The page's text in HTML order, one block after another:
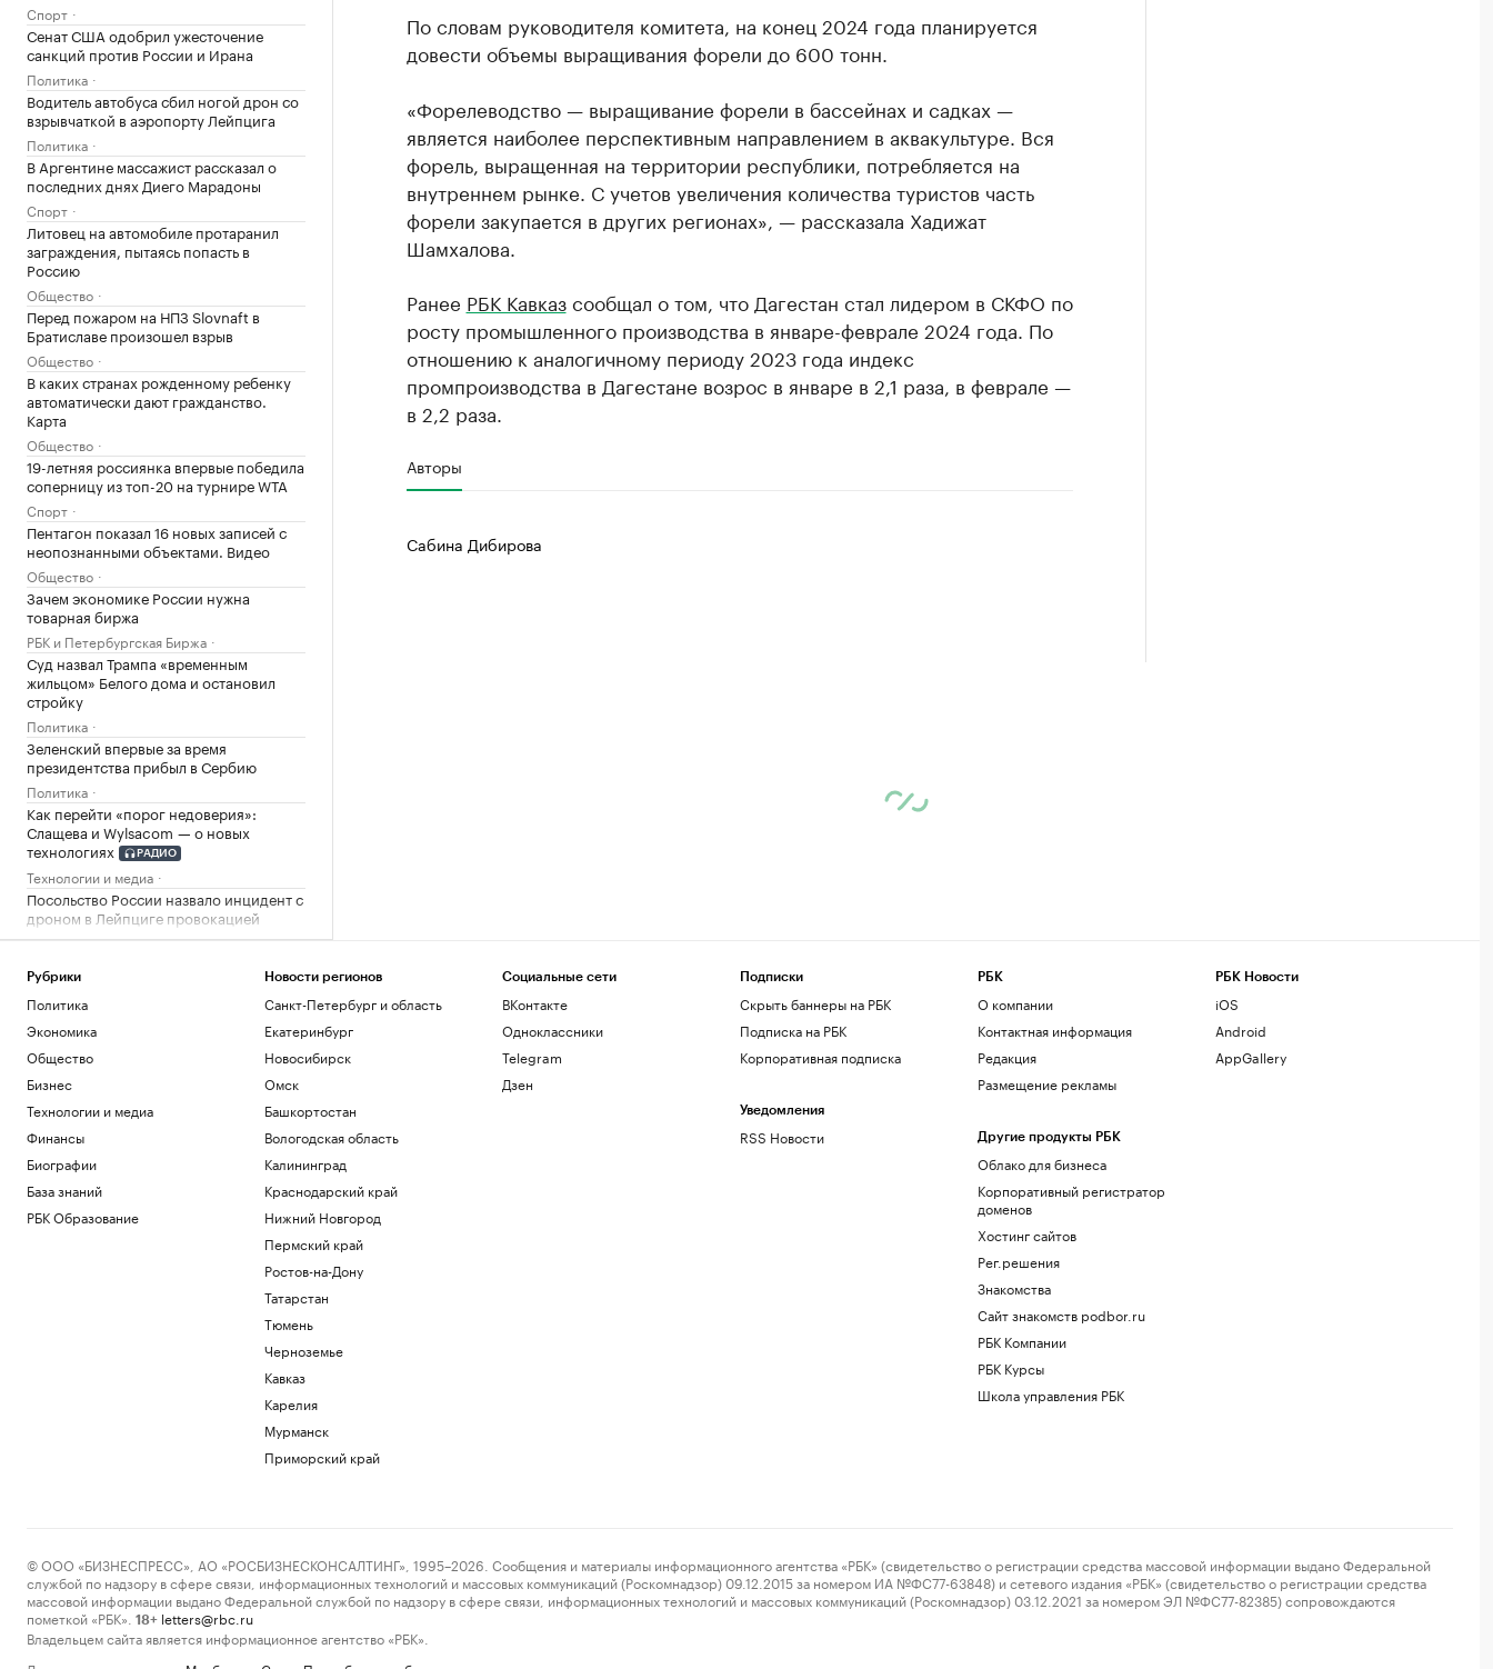
Спорт
Сенат США одобрил ужесточение
санкций против России и Ирана
Политика
Водитель автобуса сбил ногой дрон со
взрывчаткой в аэропорту Лейпцига
Политика
В Аргентине массажист рассказал о
последних днях Диего Марадоны
Спорт
Литовец на автомобиле протаранил
заграждения, пытаясь попасть в
Россию
Общество
Перед пожаром на НПЗ Slovnaft в
Братиславе произошел взрыв
Общество
В каких странах рожденному ребенку
автоматически дают гражданство.
Карта
Общество
19-летняя россиянка впервые победила
соперницу из топ-20 на турнире WTA
Спорт
Пентагон показал 16 новых записей с
неопознанными объектами. Видео
Общество
Зачем экономике России нужна
товарная биржа
РБК и Петербургская Биржа
Суд назвал Трампа «временным
жильцом» Белого дома и остановил
стройку
Политика
Зеленский впервые за время
президентства прибыл в Сербию
Политика
Как перейти «порог недоверия»:
Слащева и Wylsacom — о новых
технологиях
РАДИО
Технологии и медиа
Посольство России назвало инцидент с
дроном в Лейпциге провокацией
Политика
«петлю» вокруг Кубы
Политика
По словам руководителя комитета, на конец 2024 года планируется
довести объемы выращивания форели до 600 тонн.
«Форелеводство — выращивание форели в бассейнах и садках —
является наиболее перспективным направлением в аквакультуре. Вся
форель, выращенная на территории республики, потребляется на
внутреннем рынке. С учетов увеличения количества туристов часть
форели закупается в других регионах», — рассказала Хадижат
Шамхалова.
Ранее РБК Кавказсообщал о том, что Дагестан стал лидером в СКФО по
росту промышленного производства в январе-феврале 2024 года. По
отношению к аналогичному периоду 2023 года индекс
промпроизводства в Дагестане возрос в январе в 2,1 раза, в феврале —
в 2,2 раза.
Авторы
Сабина Дибирова
Рубрики
Политика
Экономика
Общество
Бизнес
Технологии и медиа
Финансы
Биографии
База знаний
РБК Образование
Новости регионов
Санкт-Петербург и область
Екатеринбург
Новосибирск
Омск
Башкортостан
Вологодская область
Калининград
Краснодарский край
Нижний Новгород
Пермский край
Ростов-на-Дону
Татарстан
Тюмень
Черноземье
Кавказ
Карелия
Мурманск
Приморский край
Социальные сети
ВКонтакте
Одноклассники
Telegram
Дзен
Подписки
Скрыть баннеры на РБК
Подписка на РБК
Корпоративная подписка
Уведомления
RSS Новости
РБК
О компании
Контактная информация
Редакция
Размещение рекламы
Другие продукты РБК
Облако для бизнеса
Корпоративный регистратор
доменов
Хостинг сайтов
Рег.решения
Знакомства
Сайт знакомств podbor.ru
РБК Компании
РБК Курсы
Школа управления РБК
РБК Новости
iOS
Android
AppGallery
© ООО «БИЗНЕСПРЕСС», АО «РОСБИЗНЕСКОНСАЛТИНГ», 1995–2026. Сообщения и материалы информационного агентства «РБК» (свидетельство о регистрации средства массовой информации выдано Федеральной
службой по надзору в сфере связи, информационных технологий и массовых коммуникаций (Роскомнадзор) 09.12.2015 за номером ИА №ФС77-63848) и сетевого издания «РБК» (свидетельство о регистрации средства
массовой информации выдано Федеральной службой по надзору в сфере связи, информационных технологий и массовых коммуникаций (Роскомнадзор) 03.12.2021 за номером ЭЛ №ФС77-82385) сопровождаются
пометкой «РБК».
18+ letters@rbc.ru
Владельцем сайта является информационное агентство «РБК».